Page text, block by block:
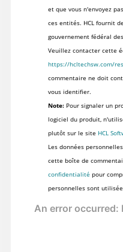
et que vous n'envoyez
ces entités. HCL fournit
gouvernement fédéral
Veuillez contacter cette
https://hcltechsw.com/
commentaire ne doit
vous identifier.
Note:Pour signaler un
logiciel du produit,
plutôt sur le site HCL
Les données
cette boîte de
confidentialité pour
personnelles sont